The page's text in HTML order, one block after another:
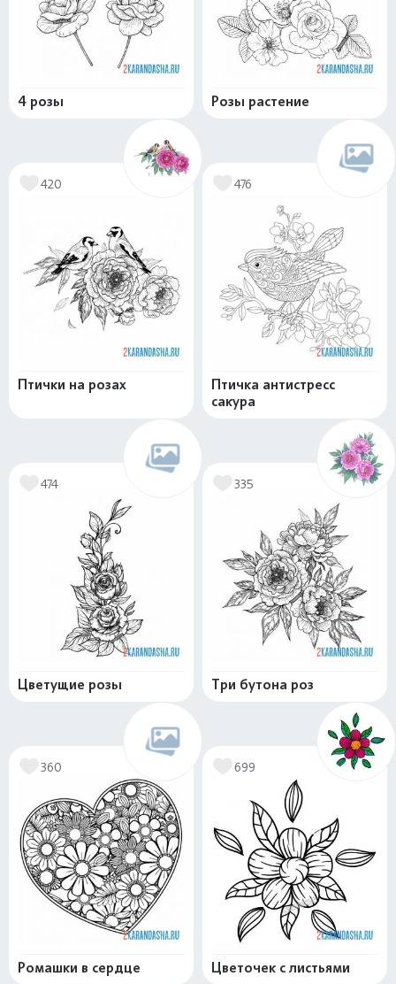
4 розы Розы растение
420
Птички на розах
476
Птичка антистресс
сакура
474
Цветущие розы
335
Три бутона роз
360
Ромашки в сердце
699
Цветочек с листьями